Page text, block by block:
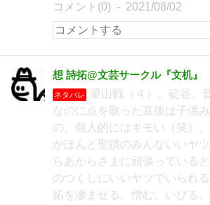
コメント(0) 2021/08/02
想 詩拓@文芸サークル『文机』
ネタバレ
梁山戦（４）。碇谷、
なのに点を取った直後は子供
の、個人的にはキモい（笑）
かほんと聖蹟のみんないいヤ
らあからさまに頑張っている
のつくしにいいヤツでいられ
妬を滲ませる。憎む。いびる